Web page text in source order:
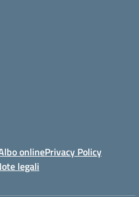
onlinePrivacy Policy
legali